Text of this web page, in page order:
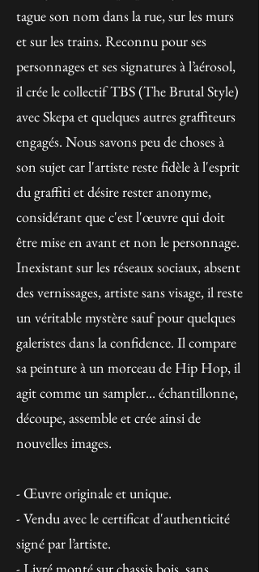
tague son nom dans la rue, sur les murs
et sur les trains. Reconnu pour ses
personnages et ses signatures à l’aérosol,
il crée le collectif TBS (The Brutal Style)
avec Skepa et quelques autres graffiteurs
engagés. Nous savons peu de choses à
son sujet car l'artiste reste fidèle à l'esprit
du graffiti et désire rester anonyme,
considérant que c'est l'œuvre qui doit
être mise en avant et non le personnage.
Inexistant sur les réseaux sociaux, absent
des vernissages, artiste sans visage, il reste
un véritable mystère sauf pour quelques
galeristes dans la confidence. Il compare
sa peinture à un morceau de Hip Hop, il
agit comme un sampler... échantillonne,
découpe, assemble et crée ainsi de
nouvelles images.
- Œuvre originale et unique.
- Vendu avec le certificat d'authenticité
signé par l’artiste.